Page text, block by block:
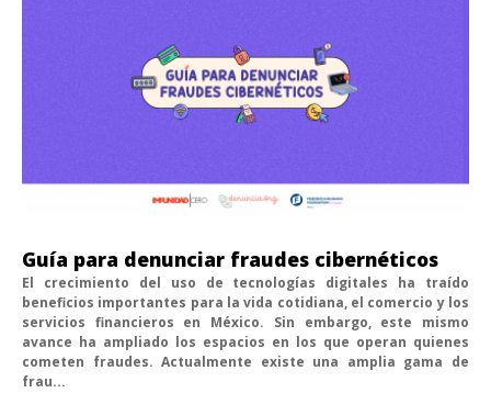
Guía para denunciar fraudes cibernéticos
El crecimiento del uso de tecnologías digitales ha traído
beneficios importantes para la vida cotidiana, el comercio y los
servicios financieros en México. Sin embargo, este mismo
avance ha ampliado los espacios en los que operan quienes
cometen fraudes. Actualmente existe una amplia gama de
frau...